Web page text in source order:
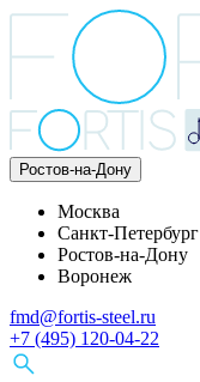
Ростов-на-Дону
Москва
Санкт-Петербург
Ростов-на-Дону
Воронеж
fmd@fortis-steel.ru
+7 (495) 120-04-22